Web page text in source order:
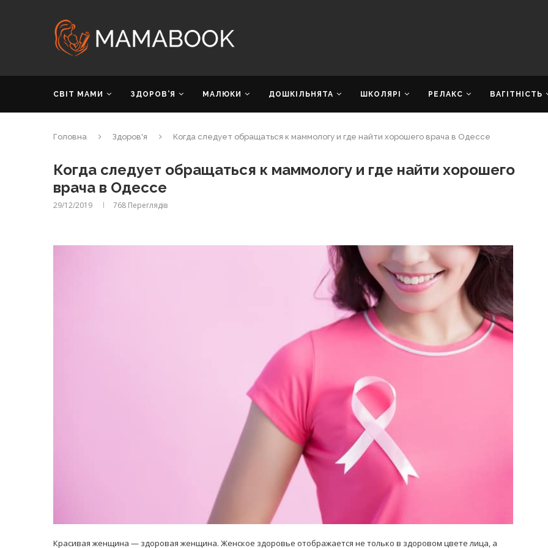
СВІТ МАМИ ЗДОРОВ’Я МАЛЮКИ ДОШКІЛЬНЯТА ШКОЛЯРІ РЕЛАКС ВАГІТНІСТЬ
Головна Здоров'я Когда следует обращаться к маммологу и где найти хорошего врача в Одессе
Когда следует обращаться к маммологу и где найти хорошего
врача в Одессе
29/12/2019 768 Переглядів
Красивая женщина — здоровая женщина. Женское здоровье отображается не только в здоровом цвете лица, а
Лікарі назвали симптоми
коронавірусу в дітей
14/Бер/2020
легендарного супа доктора